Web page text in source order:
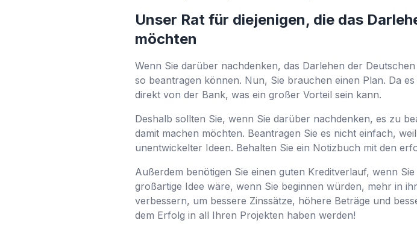
Unser Rat für diejenigen, die das
möchten
Wenn Sie darüber nachdenken, das Darlehen der
so beantragen können. Nun, Sie brauchen einen Plan. Da
direkt von der Bank, was ein großer Vorteil sein kann.
Deshalb sollten Sie, wenn Sie darüber nachdenken, es zu
damit machen möchten. Beantragen Sie es nicht einfach,
unentwickelter Ideen. Behalten Sie ein Notizbuch mit den
Außerdem benötigen Sie einen guten Kreditverlauf, wenn
großartige Idee wäre, wenn Sie beginnen würden, mehr in
verbessern, um bessere Zinssätze, höhere Beträge und
dem Erfolg in all Ihren Projekten haben werden!